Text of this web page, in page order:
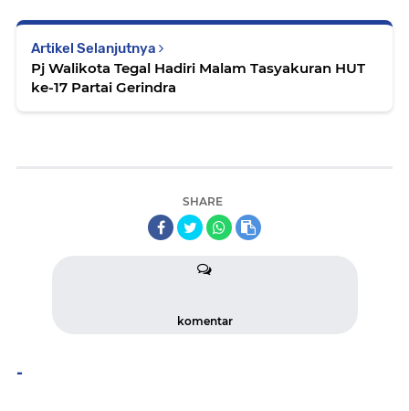
Artikel Selanjutnya
Pj Walikota Tegal Hadiri Malam Tasyakuran HUT
ke-17 Partai Gerindra
SHARE
komentar
-